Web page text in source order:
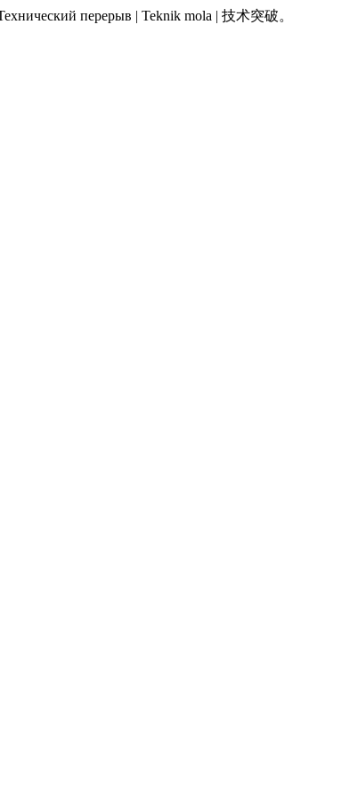
перерыв | Teknik mola | 技术突破。